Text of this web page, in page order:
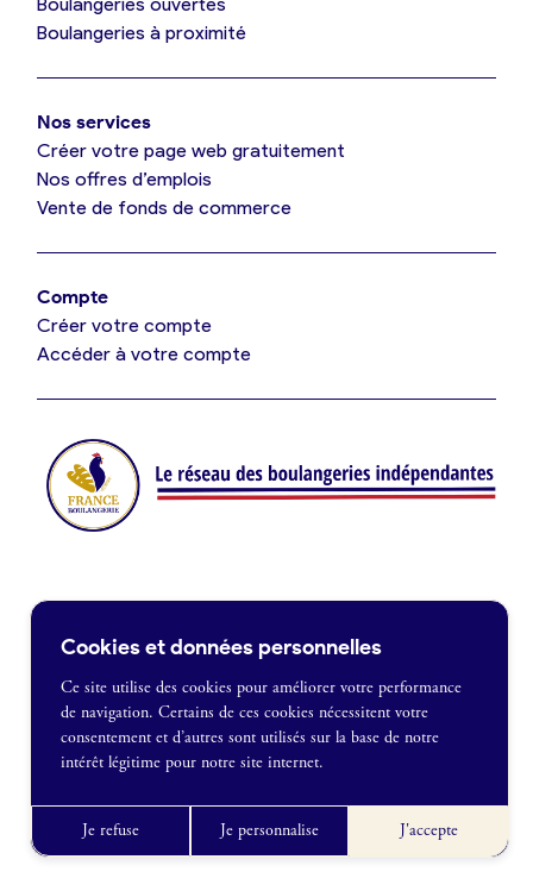
Je référence ma boulangerie (gratuit)
Offres d’emploi
Je suis fournisseur
Je crée mon compte
France Boulangerie
1 rue Alexandre Fleming
09 86 23 49 09
Boulangeries à proximité
Nos services
Créer votre page web gratuitement
Nos offres d’emplois
Vente de fonds de commerce
Compte
Créer votre compte
Accéder à votre compte
Je souhaite être recontacté
CGU
Cookies et données personnelles
Ce site utilise des cookies pour améliorer votre performance
de navigation. Certains de ces cookies nécessitent votre
consentement et d’autres sont utilisés sur la base de notre
intérêt légitime pour notre site internet.
Je refuse Je personnalise J'accepte